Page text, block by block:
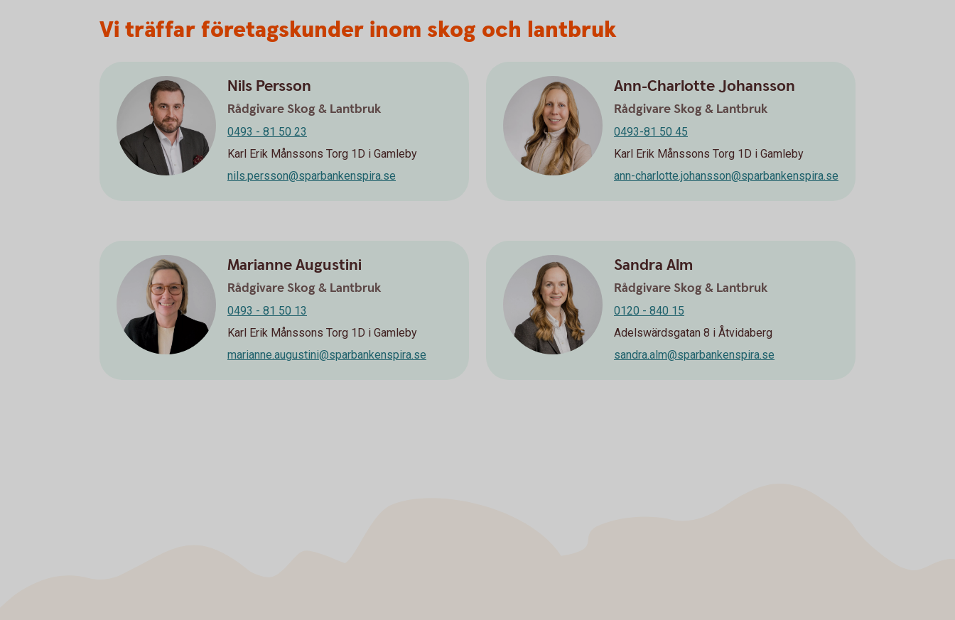
Vi träffar företagskunder inom skog och lantbruk
Nils Persson
Rådgivare Skog & Lantbruk
0493 - 81 50 23
Karl Erik Månssons Torg 1D i Gamleby
nils.persson@sparbankenspira.se
Marianne Augustini
Rådgivare Skog & Lantbruk
0493 - 81 50 13
Karl Erik Månssons Torg 1D i Gamleby
marianne.augustini@sparbankenspira.se
Ann-Charlotte Johansson
Rådgivare Skog & Lantbruk
0493-81 50 45
Karl Erik Månssons Torg 1D i Gamleby
ann-charlotte.johansson@sparbankenspira.se
Sandra Alm
Rådgivare Skog & Lantbruk
0120 - 840 15
Adelswärdsgatan 8 i Åtvidaberg
sandra.alm@sparbankenspira.se